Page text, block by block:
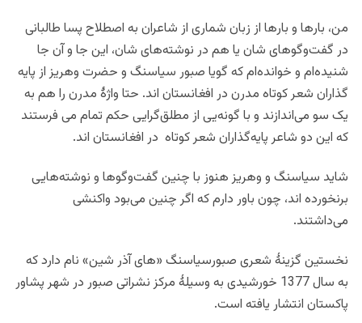
من، بارها و بارها از زبان شماری از شاعران به اصطلاح پسا طالبانی
در گفت‌و‌گو‌های شان یا هم در نوشته‌های شان، این جا و آن جا
شنیده‌ام و خوانده‌ام که گویا صبور سیاسنگ و حضرت وهریز از پایه
گذاران شعر کوتاه مدرن در افغانستان اند. حتا واژۀ مدرن را هم به
یک سو می‌اندازند و با گونه‌یی از مطلق‌گرایی حکم تمام می فرستند
که این دو شاعر پایه‌گذاران شعر کوتاه در افغانستان اند.
شاید سیاسنگ و وهریز هنوز با چنین گفت‌و‌گو‌ها و نوشته‌هایی
برنخورده اند، چون باور دارم که اگر چنین می‌بود واکنشی
می‌داشتند.
نخستین گزینۀ شعری صبورسیاسنگ «های آذر شین» نام دارد که
به سال 1377 خورشیدی به وسیلۀ مرکز نشراتی صبور در شهر پشاور
پاکستان انتشار یافته است.